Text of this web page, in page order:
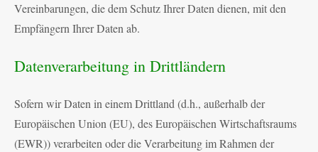
Vereinbarungen, die dem Schutz Ihrer Daten dienen, mit den
Empfängern Ihrer Daten ab.
Datenverarbeitung in Drittländern
Sofern wir Daten in einem Drittland (d.h., außerhalb der
Europäischen Union (EU), des Europäischen Wirtschaftsraums
(EWR)) verarbeiten oder die Verarbeitung im Rahmen der